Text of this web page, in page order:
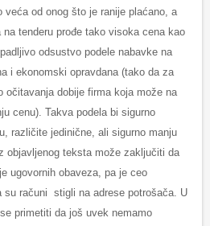
veća od onog što je ranije plaćano, a
tenderu prođe tako visoka cena kao
odsustvo podele nabavke na
i ekonomski opravdana (tako da za
očitavanja dobije firma koja može na
cenu). Takva podela bi sigurno
različite jedinične, ali sigurno manju
objavljenog teksta može zaključiti da
ugovornih obaveza, pa je ceo
su računi stigli na adrese potrošača. U
primetiti da još uvek nemamo